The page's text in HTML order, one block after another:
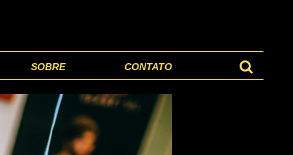
SOBRE CONTATO